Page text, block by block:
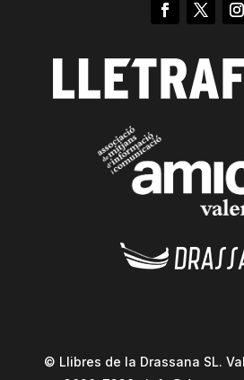
© Llibres de la Drassana SL.